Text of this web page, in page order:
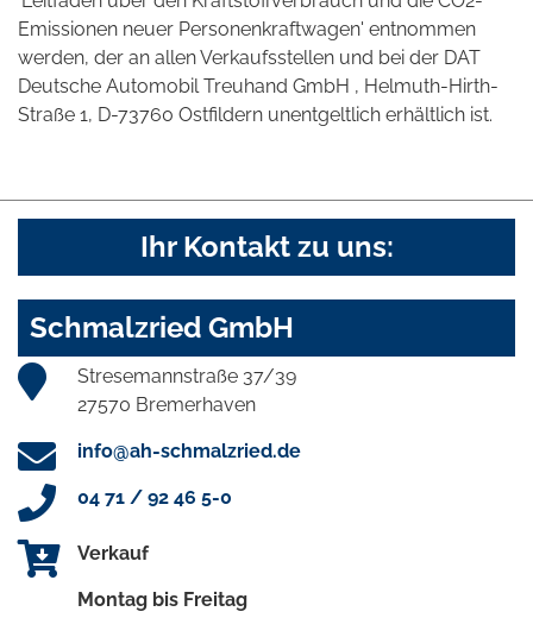
Emissionen neuer Personenkraftwagen' entnommen
werden, der an allen Verkaufsstellen und bei der DAT
Deutsche Automobil Treuhand GmbH , Helmuth-Hirth-
Straße 1, D-73760 Ostfildern unentgeltlich erhältlich ist.
Ihr Kontakt zu uns:
Schmalzried GmbH
Stresemannstraße 37/39
27570 Bremerhaven
info@ah-schmalzried.de
04 71 / 92 46 5-0
Verkauf
Montag bis Freitag